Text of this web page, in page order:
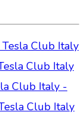
Club Italy
Club Italy
Club Italy -
Club Italy